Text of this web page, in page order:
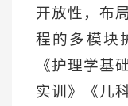
开放性，布
程的多模块
《护理学基
实训》《儿